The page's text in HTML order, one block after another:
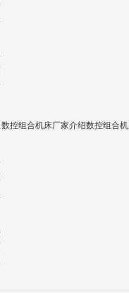
数控组合机床厂家介绍数控组合